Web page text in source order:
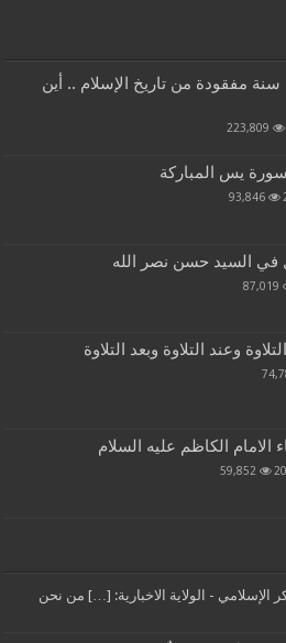
اكثر من 183 سنة مفقودة من تاريخ الإسلام .. أين
223,809
يس المباركة
93,846
في السيد حسن نصر الله
87,019
وعند التلاوة وبعد التلاوة
الامام الكاظم عليه السلام
59,852
الإسلامي - الولاية الاخبارية: […] من نحن